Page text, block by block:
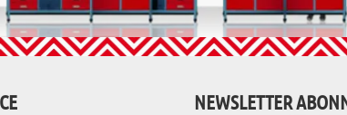
NEWSLETTER